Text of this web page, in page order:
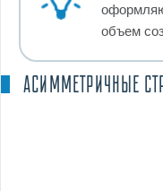
объем
АСИММЕТРИЧНЫЕ